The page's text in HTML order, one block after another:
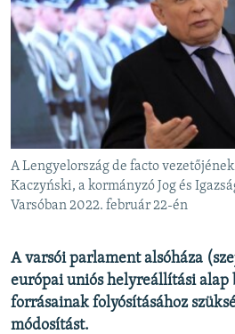
A PÉNZ NYOMÁBAN
EURÓPAI UNIÓ
VILÁG
KLÍMAVÁLTOZÁS
A MÚLT TANULSÁGAI
KÖVESSEN MINKET!
Valamennyi RFE/RL weboldal
A Lengyelország de facto
Kaczyński, a kormányzó Jog és
Varsóban 2022. február 22-én
A varsói parlament alsóháza
európai uniós helyreállítási alap
forrásainak folyósításához
módosítást.